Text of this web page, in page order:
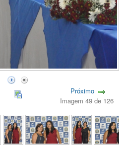
Próximo
Imagem 49 de 126